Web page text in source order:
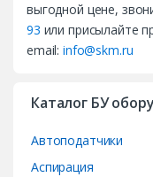
выгодной цене,
93 или присылайте
email:info@skm.ru
Каталог БУ
Автоподатчики
Аспирация